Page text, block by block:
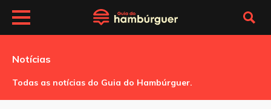
Notícias
Todas as notícias do Guia do Hambúrguer.